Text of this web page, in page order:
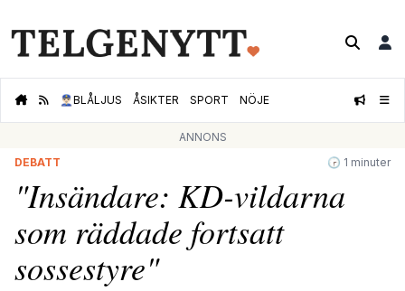
👮🏻‍♂️BLÅLJUS ÅSIKTER SPORT NÖJE
ANNONS
DEBATT
🕝 1 minuter
"Insändare: KD-vildarna
som räddade fortsatt
sossestyre"